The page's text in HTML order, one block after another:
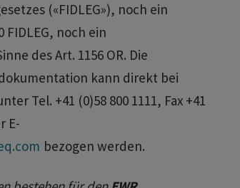
(«FIDLEG»), noch ein
FIDLEG, noch ein
des Art. 1156 OR. Die
kann direkt bei
Tel. +41 (0)58 800 1111, Fax +41
E-
bezogen werden.